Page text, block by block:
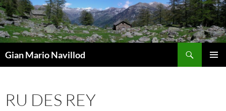
Vai
al
contenuto
Gian Mario Navillod
RU DES REY